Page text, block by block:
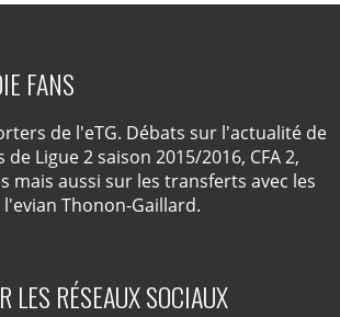
FANS
de l'eTG. Débats sur l'actualité de
de Ligue 2 saison 2015/2016, CFA 2,
mais aussi sur les transferts avec les
Thonon-Gaillard.
LES RÉSEAUX SOCIAUX